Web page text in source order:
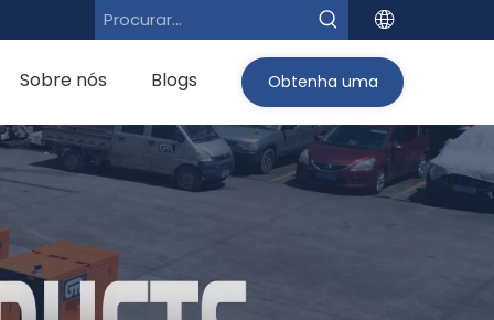
Sobre nós Blogs Obtenha uma
cotação>